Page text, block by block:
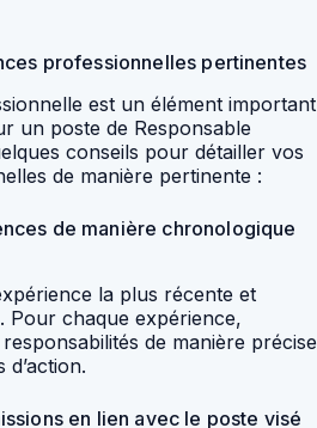
professionnelles pertinentes
est un élément important
un poste de Responsable
conseils pour détailler vos
de manière pertinente :
de manière chronologique
la plus récente et
Pour chaque expérience,
de manière précise
en lien avec le poste visé